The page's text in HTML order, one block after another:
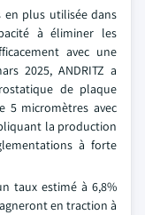
en plus utilisée dans
à éliminer les
avec une
2025, ANDRITZ a
de plaque
5 micromètres avec
la production
à forte
taux estimé à 6,8%
en traction à